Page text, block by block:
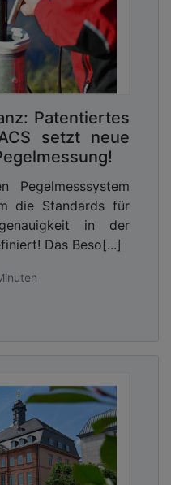
Patentiertes
setzt neue
Pegelmesssystem
die Standards für
in der
Das Beso[...]